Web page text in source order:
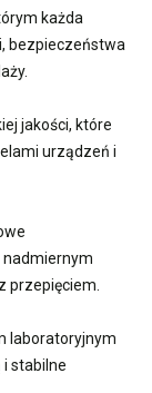
każda
bezpieczeństwa
jakości, które
urządzeń i
nadmiernym
przepięciem.
laboratoryjnym
stabilne